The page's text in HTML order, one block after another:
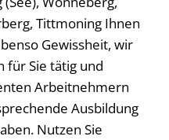
Tittmoning Ihnen
Gewissheit, wir
für Sie tätig und
Arbeitnehmern
Ausbildung
Nutzen Sie